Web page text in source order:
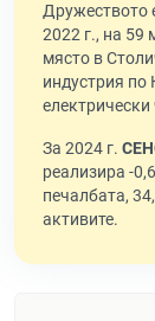
Дружеството
2022 г., на 59
място в
индустрия по
За 2024 г.
реализира -
печалбата,
активите.